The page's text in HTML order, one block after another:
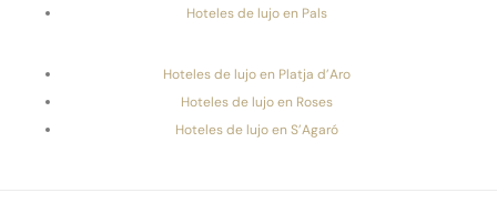
Hoteles de lujo en Pals
Hoteles de lujo en Platja d’Aro
Hoteles de lujo en Roses
Hoteles de lujo en S’Agaró